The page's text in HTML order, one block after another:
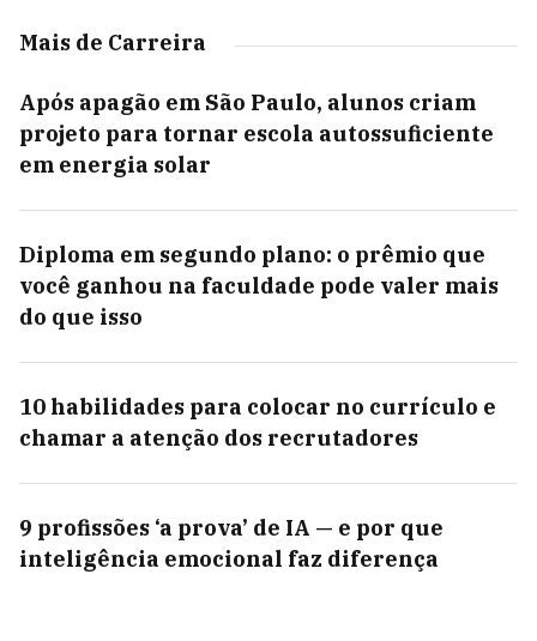
Mais de Carreira
Após apagão em São Paulo, alunos criam
projeto para tornar escola autossuficiente
em energia solar
Diploma em segundo plano: o prêmio que
você ganhou na faculdade pode valer mais
do que isso
10 habilidades para colocar no currículo e
chamar a atenção dos recrutadores
9 profissões ‘a prova’ de IA — e por que
inteligência emocional faz diferença